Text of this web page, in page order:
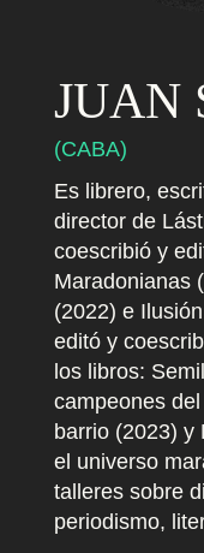
Q
u
i
é
n
e
s
s
o
JUAN
(CABA)
Es librero,
director de
coescribió y
Maradonianas
(2022) e
editó y
los libros:
campeones
barrio (2023) y
el universo
talleres sobre
periodismo,